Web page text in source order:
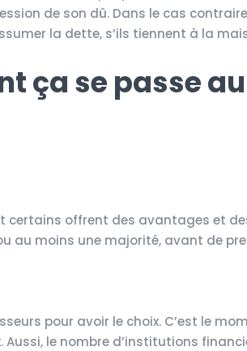
de son dû. Dans le cas
la dette, s’ils tiennent à la
ça se passe au
certains offrent des avantages et
au moins une majorité, avant de
pour avoir le choix. C’est le
le nombre d’institutions